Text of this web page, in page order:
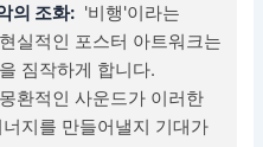
의 조화: '비행'이라는
실적인 포스터 아트워크는
짐작하게 합니다.
환적인 사운드가 이러한
지를 만들어낼지 기대가